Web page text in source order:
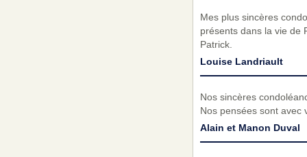
Mes plus sincères
présents dans la vie de
Patrick.
Louise Landriault
Nos sincères
Nos pensées sont avec
Alain et Manon Duval